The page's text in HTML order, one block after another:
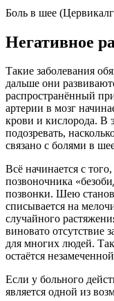
Боль в шее
Негативное
Такие заболевания
дальше они
распространённый
артерии в мозг
крови и кислорода. В
подозревать,
связано с болями в
Всё начинается с
позвоночника
позвонки. Шею
списывается на
случайного
виновато отсутствие
для многих людей.
остаётся
Если у больного
является одной из